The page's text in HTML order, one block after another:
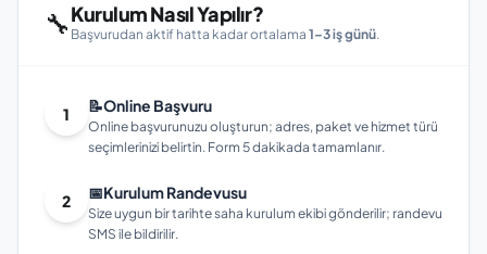
🔧Kurulum Nasıl Yapılır?
Başvurudan aktif hatta kadar ortalama 1–3 iş günü.
1 📝Online Başvuru
Online başvurunuzu oluşturun; adres, paket ve hizmet türü
seçimlerinizi belirtin. Form 5 dakikada tamamlanır.
2 📅Kurulum Randevusu
Size uygun bir tarihte saha kurulum ekibi gönderilir; randevu
SMS ile bildirilir.